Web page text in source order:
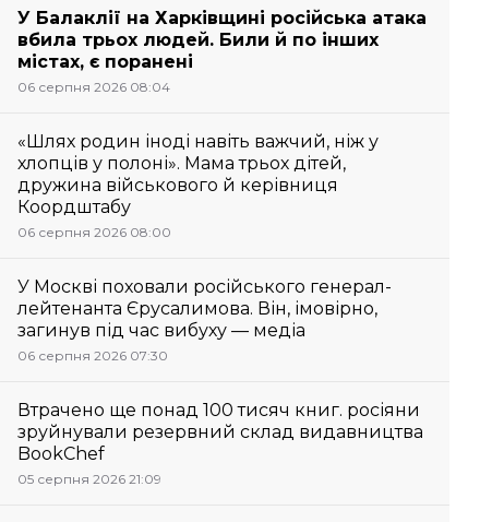
У Балаклії на Харківщині російська атака
вбила трьох людей. Били й по інших
містах, є поранені
06 серпня 2026 08:04
«Шлях родин іноді навіть важчий, ніж у
хлопців у полоні». Мама трьох дітей,
дружина військового й керівниця
Коордштабу
06 серпня 2026 08:00
У Москві поховали російського генерал-
лейтенанта Єрусалимова. Він, імовірно,
загинув під час вибуху — медіа
06 серпня 2026 07:30
Втрачено ще понад 100 тисяч книг. росіяни
зруйнували резервний склад видавництва
BookChef
05 серпня 2026 21:09